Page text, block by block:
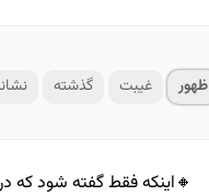
ظهور غیبت گذشته
🔸️اینکه فقط گفته شود